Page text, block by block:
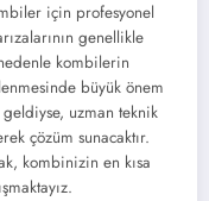
için profesyonel
genellikle
kombilerin
büyük önem
uzman teknik
çözüm sunacaktır.
kombinizin en kısa